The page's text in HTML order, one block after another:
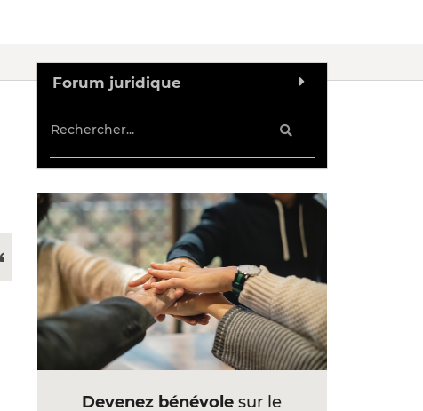
Forum juridique
Devenez bénévole sur le